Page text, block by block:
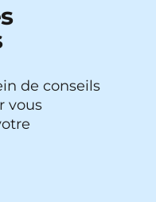
de conseils
vous